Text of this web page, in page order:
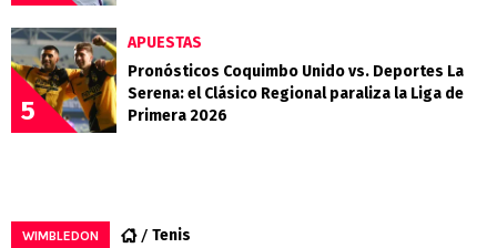
5
APUESTAS
Pronósticos Coquimbo Unido vs. Deportes La
Serena: el Clásico Regional paraliza la Liga de
Primera 2026
WIMBLEDON Tenis